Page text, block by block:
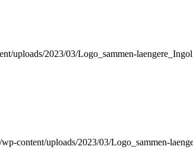
uploads/2023/03/Logo_sammen-
content/uploads/2023/03/Logo_sammen-